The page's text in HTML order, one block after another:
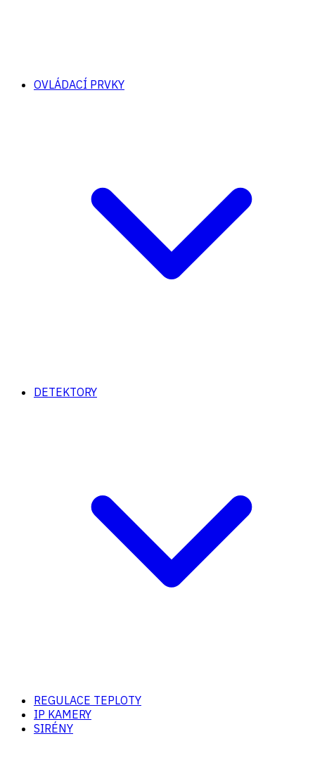
OVLÁDACÍ PRVKY
DETEKTORY
REGULACE TEPLOTY
IP KAMERY
SIRÉNY